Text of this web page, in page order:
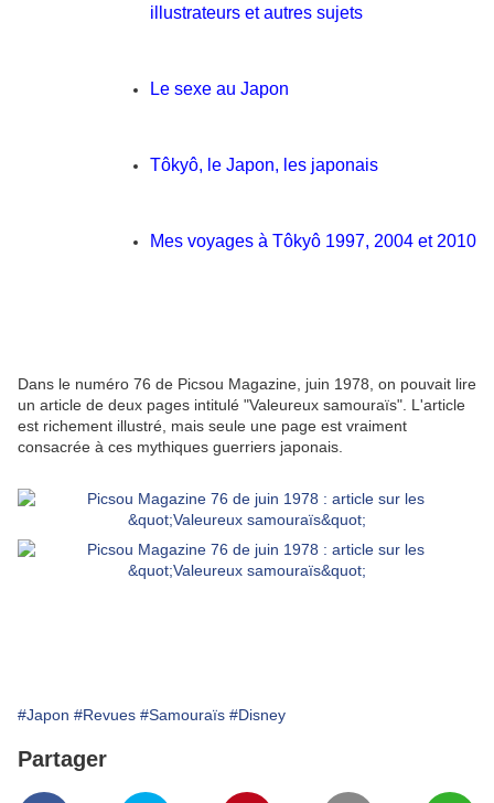
illustrateurs et autres sujets
Le sexe au Japon
Tôkyô, le Japon, les japonais
Mes voyages à Tôkyô 1997, 2004 et 2010
Dans le numéro 76 de Picsou Magazine, juin 1978, on pouvait lire
un article de deux pages intitulé "Valeureux samouraïs". L'article
est richement illustré, mais seule une page est vraiment
consacrée à ces mythiques guerriers japonais.
#Japon #Revues #Samouraïs #Disney
Partager